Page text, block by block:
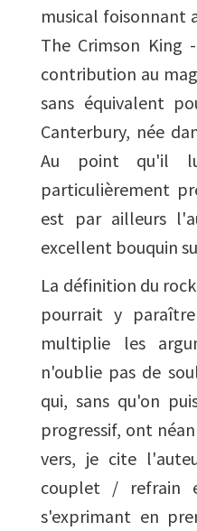
musical foisonnant
The Crimson King
contribution au
sans équivalent
Canterbury, née
Au point qu'il
particulièrement
est par ailleurs
excellent bouquin
La définition du
pourrait y
multiplie les
n'oublie pas de
qui, sans qu'on
progressif, ont
vers, je cite
couplet / refrain
s'exprimant en